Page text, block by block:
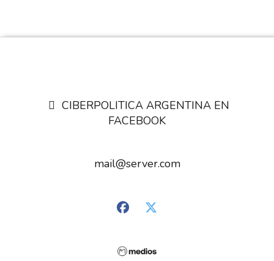
CIBERPOLITICA ARGENTINA EN
FACEBOOK
mail@server.com